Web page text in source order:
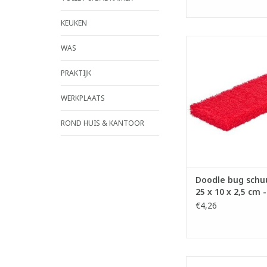
KEUKEN
WAS
PRAKTIJK
WERKPLAATS
ROND HUIS & KANTOOR
- 100%
vezels.
LxBxH: 25 x 10 x
TOEVOEGEN AAN
Doodle bug
25 x 10 x 2,5 cm -
€4,26